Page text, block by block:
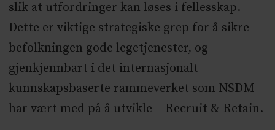
slik at utfordringer kan løses i fellesskap.
Dette er viktige strategiske grep for å sikre
befolkningen gode legetjenester, og
gjenkjennbart i det internasjonalt
kunnskapsbaserte rammeverket som NSDM
har vært med på å utvikle – Recruit & Retain.